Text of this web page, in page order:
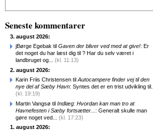
Seneste kommentarer
3. august 2026:
jBørge Egebak til Gaven der bliver ved med at give!: Er
det noget du har læst dig til ? Har du selv været i
landbruget og... (kl. 11:13)
2. august 2026:
Karin Friis Christensen til Autocampere finder vej til den
nye del af Sæby Havn: Syntes det er en trist udvikling til...
(kl. 19:19)
Martin Vangsø til Indlæg: Hvordan kan man tro at
Havnefesten i Sæby fortsætter... : Generalt skulle man
gøre noget ved... (kl. 17:23)
1. august 2026: